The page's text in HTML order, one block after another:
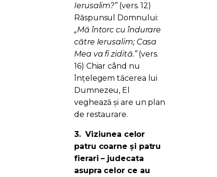
Ierusalim?”(vers. 12)
Răspunsul Domnului:
„Mă întorc cu îndurare
către Ierusalim; Casa
Mea va fi zidită.”(vers.
16) Chiar când nu
înțelegem tăcerea lui
Dumnezeu, El
veghează și are un plan
de restaurare.
3. Viziunea celor
patru coarne și patru
fierari – judecata
asupra celor ce au